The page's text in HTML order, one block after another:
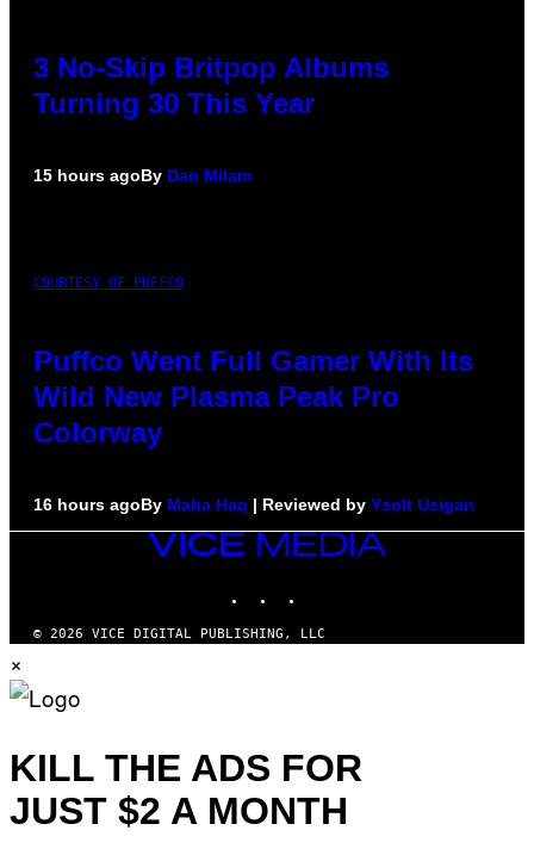
3 No-Skip Britpop Albums
Turning 30 This Year
15 hours agoBy Dan Milam
COURTESY OF PUFFCO
Puffco Went Full Gamer With Its
Wild New Plasma Peak Pro
Colorway
16 hours agoBy Maha Haq | Reviewed by Ysolt Usigan
VICE
MEDIA
© 2026 VICE DIGITAL PUBLISHING, LLC
×
KILL THE ADS FOR
JUST $2 A MONTH